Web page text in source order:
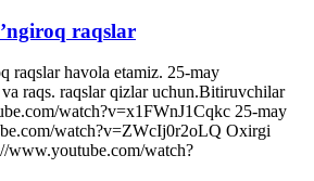
raqslar
raqslar havola etamiz. 25-may
raqs. raqslar qizlar uchun.Bitiruvchilar
watch?v=x1FWnJ1Cqkc 25-may
watch?v=ZWcIj0r2oLQ Oxirgi
www.youtube.com/watch?